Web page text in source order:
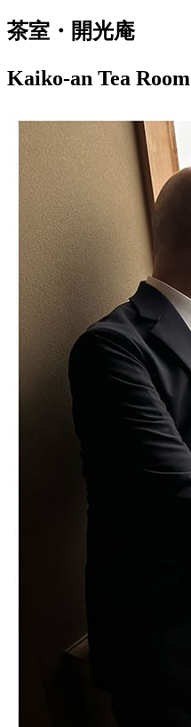
茶室・開光庵
Kaiko-an Tea Room